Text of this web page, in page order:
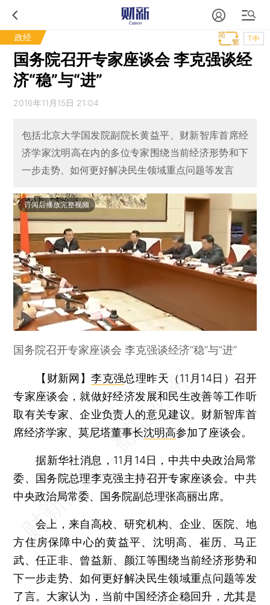
政经 T中
国务院召开专家座谈会 李克强谈经
济“稳”与“进”
2016年11月15日 21:04
包括北京大学国发院副院长黄益平、财新智库首席经
济学家沈明高在内的多位专家围绕当前经济形势和下
一步走势、如何更好解决民生领域重点问题等发言
订阅后播放完整视频
国务院召开专家座谈会 李克强谈经济“稳”与“进”
【财新网】李克强总理昨天（11月14日）召开
专家座谈会，就做好经济发展和民生改善等工作听
取有关专家、企业负责人的意见建议。财新智库首
席经济学家、莫尼塔董事长沈明高参加了座谈会。
据新华社消息，11月14日，中共中央政治局常
委、国务院总理李克强主持召开专家座谈会。中共
中央政治局常委、国务院副总理张高丽出席。
会上，来自高校、研究机构、企业、医院、地
方住房保障中心的黄益平、沈明高、崔历、马正
武、任正非、曾益新、颜江等围绕当前经济形势和
下一步走势、如何更好解决民生领域重点问题等发
了言。大家认为，当前中国经济企稳回升，尤其是